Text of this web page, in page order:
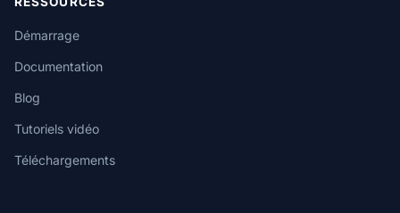
Démarrage
Documentation
Blog
Tutoriels vidéo
Téléchargements